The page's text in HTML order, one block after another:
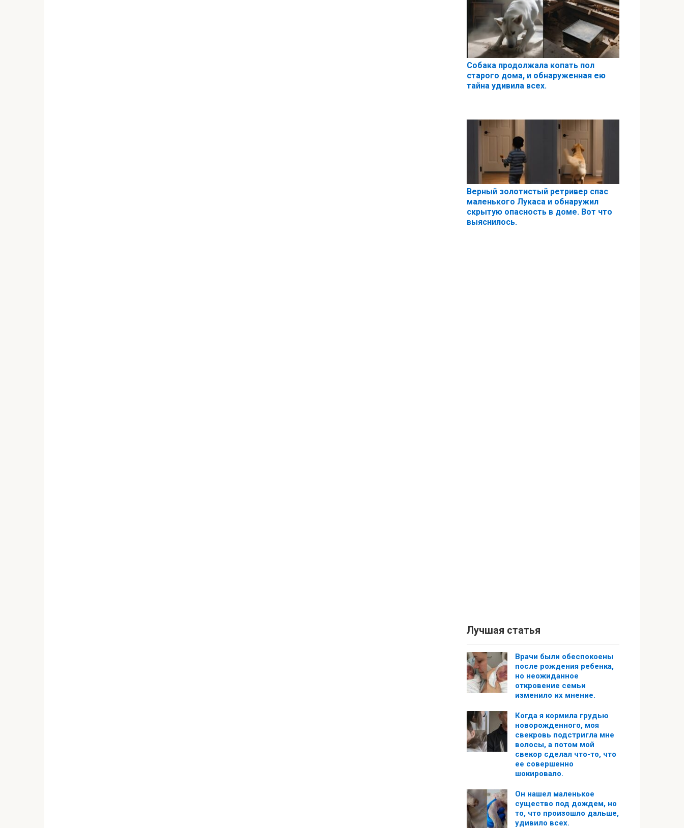
Собака продолжала копать пол
старого дома, и обнаруженная ею
тайна удивила всех.
Верный золотистый ретривер спас
маленького Лукаса и обнаружил
скрытую опасность в доме. Вот что
выяснилось.
Лучшая статья
Врачи были обеспокоены
после рождения ребенка,
но неожиданное
откровение семьи
изменило их мнение.
Когда я кормила грудью
новорожденного, моя
свекровь подстригла мне
волосы, а потом мой
свекор сделал что-то, что
ее совершенно
шокировало.
Он нашел маленькое
существо под дождем, но
то, что произошло дальше,
удивило всех.